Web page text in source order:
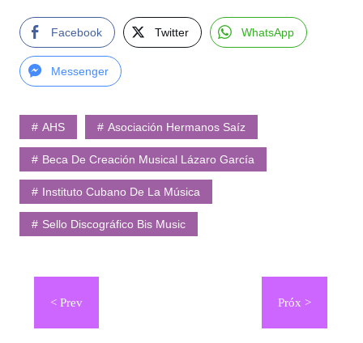
Facebook Twitter WhatsApp
Messenger
AHS Asociación Hermanos Saíz
Beca De Creación Musical Lázaro García
Instituto Cubano De La Música
Sello Discográfico Bis Music
Navegación
entradas